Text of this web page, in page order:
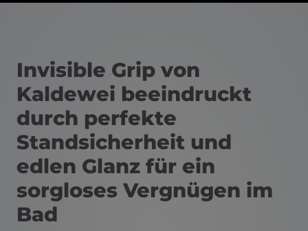
Invisible Grip von
Kaldewei beeindruckt
durch perfekte
Standsicherheit und
edlen Glanz für ein
sorgloses Vergnügen im
Bad